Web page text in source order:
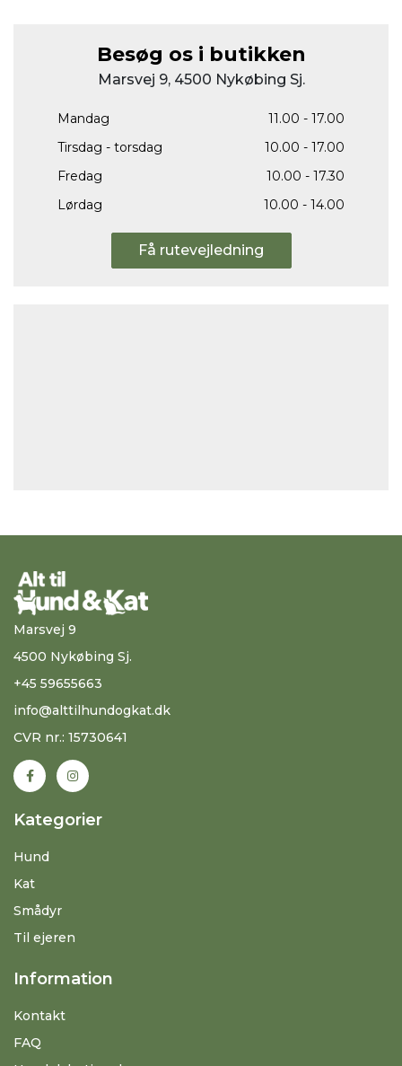
Besøg os i butikken
Marsvej 9, 4500 Nykøbing Sj.
Mandag
11.00 - 17.00
Tirsdag - torsdag
10.00 - 17.00
Fredag
10.00 - 17.30
Lørdag
10.00 - 14.00
Få rutevejledning
Marsvej 9
4500 Nykøbing Sj.
+45 59655663
info@alttilhundogkat.dk
CVR nr.: 15730641
Kategorier
Hund
Kat
Smådyr
Til ejeren
Information
Kontakt
FAQ